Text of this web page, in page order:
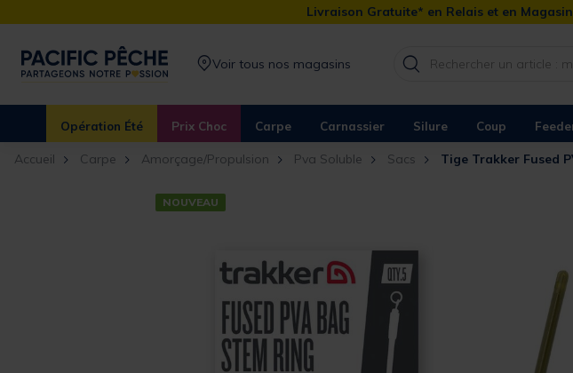
Livraison Gratuite* en Relais et en
Voir tous nos magasins
Opération Été Prix Choc Carpe Carnassier Silure Coup
Accueil Carpe Amorçage/Propulsion Pva Soluble Sacs Tige Trakker Fused
NOUVEAU